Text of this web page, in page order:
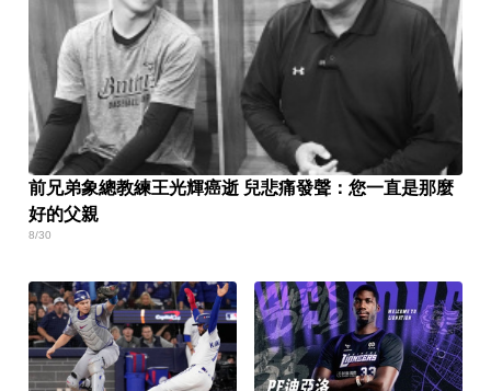
前兄弟象總教練王光輝癌逝 兒悲痛發聲：您一直是那麼
好的父親
8/30